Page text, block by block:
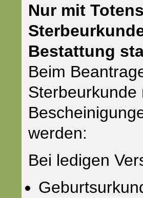
Nur mit
Bestattung
Beim
Sterbeurkunde
werden:
Bei ledigen